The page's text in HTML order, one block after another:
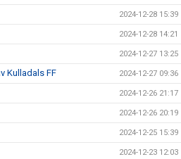
2024-12-28 15:39
2024-12-28 14:21
2024-12-27 13:25
Kulladals FF 2024-12-27 09:36
2024-12-26 21:17
2024-12-26 20:19
2024-12-25 15:39
2024-12-23 12:03